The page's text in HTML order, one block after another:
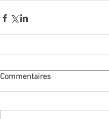
Commentaires